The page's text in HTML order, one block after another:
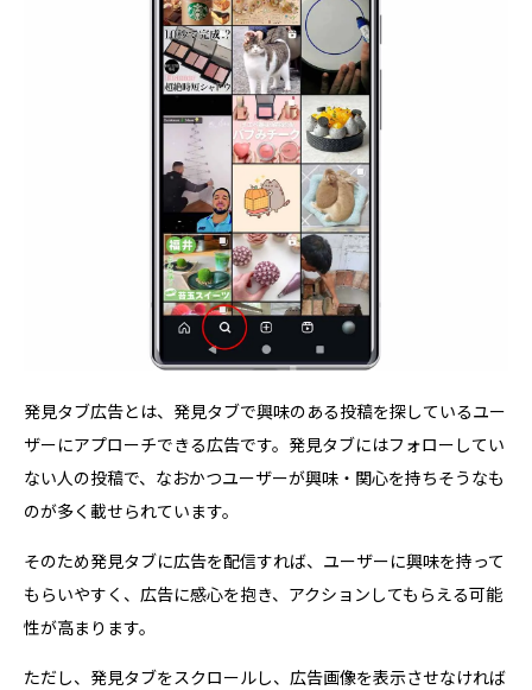
発見タブ広告とは、発見タブで興味のある投稿を探しているユー
ザーにアプローチできる広告です。発見タブにはフォローしてい
ない人の投稿で、なおかつユーザーが興味・関心を持ちそうなも
のが多く載せられています。
そのため発見タブに広告を配信すれば、ユーザーに興味を持って
もらいやすく、広告に感心を抱き、アクションしてもらえる可能
性が高まります。
ただし、発見タブをスクロールし、広告画像を表示させなければ